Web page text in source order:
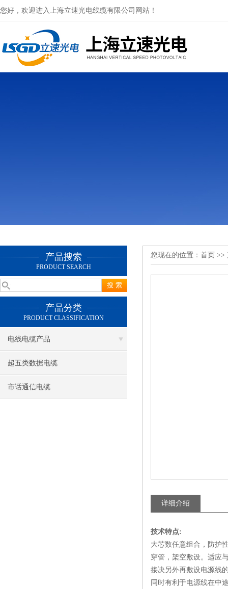
您好，欢迎进入上海立速光电线缆有限公司网站！
产品搜索
PRODUCT SEARCH
产品分类
PRODUCT CLASSIFICATION
电线电缆产品
超五类数据电缆
市话通信电缆
您现在的位置： 首页 >>
详细介绍
技术特点:
大芯数任意组合，防护
穿管，架空敷设。适应
接决另外再敷设电源线
同时有利于电源线在中